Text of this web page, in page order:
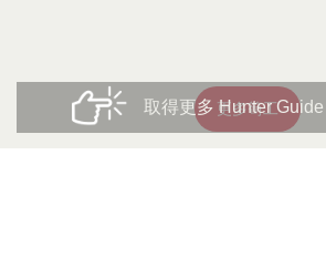
更多筍工
取得更多 Hunter